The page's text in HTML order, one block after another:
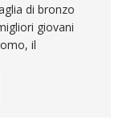
di bronzo
giovani
il